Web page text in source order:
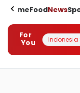
HomeFoodNews
For
You
Indonesia